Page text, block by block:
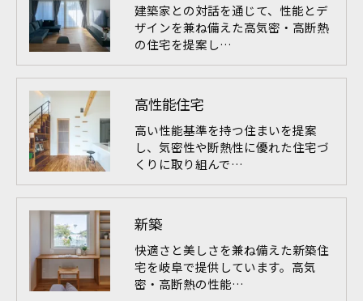
建築家との対話を通じて、性能とデ
ザインを兼ね備えた高気密・高断熱
の住宅を提案し…
高性能住宅
高い性能基準を持つ住まいを提案
し、気密性や断熱性に優れた住宅づ
くりに取り組んで…
新築
快適さと美しさを兼ね備えた新築住
宅を岐阜で提供しています。高気
密・高断熱の性能…